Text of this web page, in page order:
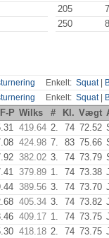
205
250
Enkelt: Squat|
Enkelt: Squat|
P Wilks # Kl. Vægt
419.64 2. 74 72.52
424.98 7. 83 75.66
382.02 3. 74 73.79
379.89 1. 74 73.38
389.56 3. 74 73.70
405.34 3. 74 73.82
409.17 1. 74 73.75
418.18 2. 74 73.75